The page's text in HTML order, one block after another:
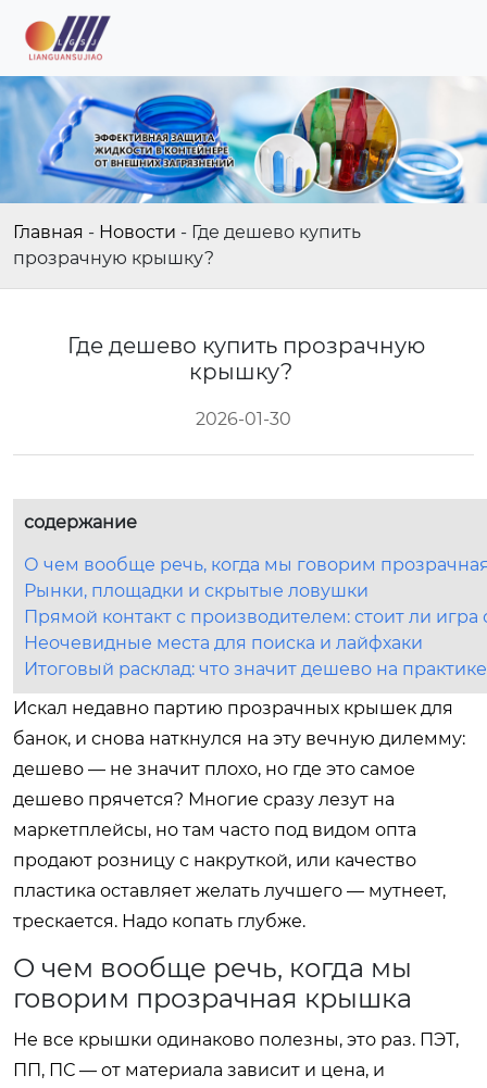
Главная - Новости - Где дешево купить
прозрачную крышку?
Где дешево купить прозрачную
крышку?
2026-01-30
содержание
О чем вообще речь, когда мы говорим
Рынки, площадки и скрытые ловушки
Прямой контакт с производителем: стоит ли игра
Неочевидные места для поиска и лайфхаки
Итоговый расклад: что значит дешево на практике
Искал недавно партию прозрачных крышек для
банок, и снова наткнулся на эту вечную дилемму:
дешево — не значит плохо, но где это самое
дешево прячется? Многие сразу лезут на
маркетплейсы, но там часто под видом опта
продают розницу с накруткой, или качество
пластика оставляет желать лучшего — мутнеет,
трескается. Надо копать глубже.
О чем вообще речь, когда мы
говорим прозрачная крышка
Не все крышки одинаково полезны, это раз. ПЭТ,
ПП, ПС — от материала зависит и цена, и